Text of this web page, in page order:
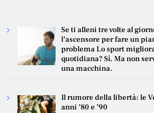
Se ti alleni tre volte al
l’ascensore per fare un
problema Lo sport
quotidiana? Sì. Ma non
una macchina.
Il rumore della libertà: le
anni ’80 e ’90